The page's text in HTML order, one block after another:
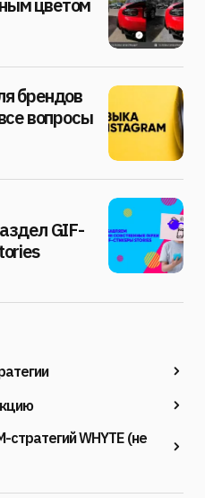
цветом
брендов
вопросы
GIF-
стратегий WHYTE (не